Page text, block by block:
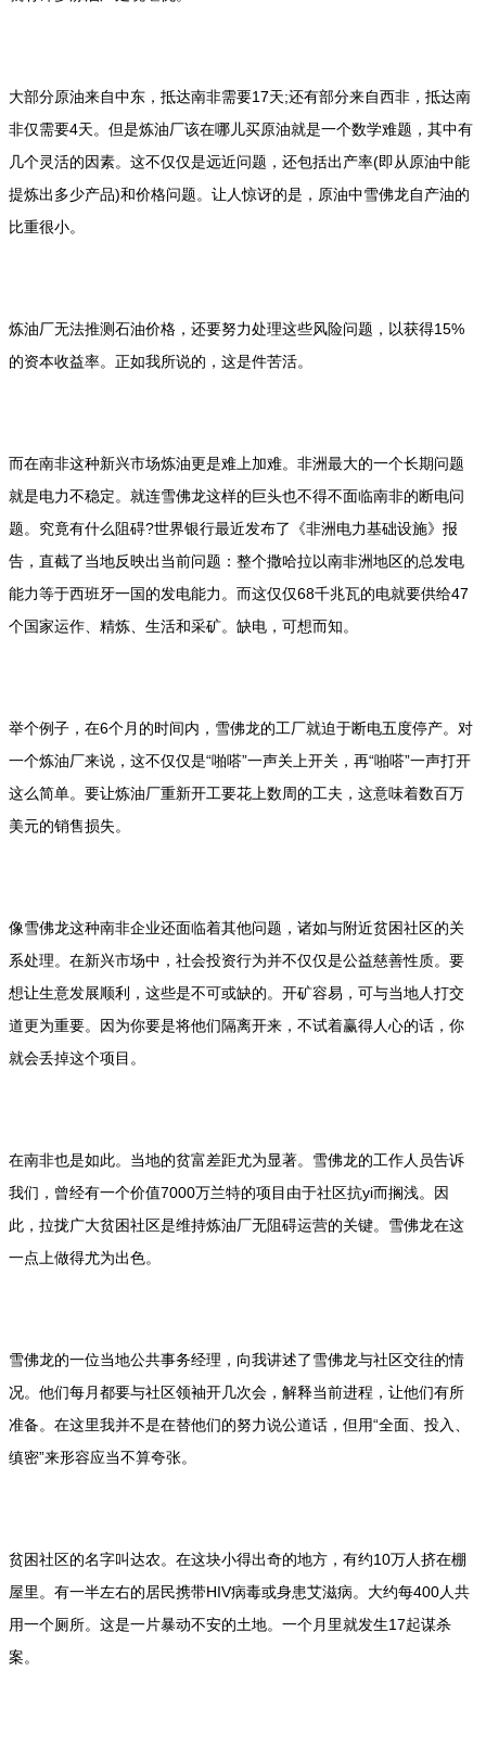
大部分原油来自中东，抵达南非需要17天;还有部分来自西非，抵达南
非仅需要4天。但是炼油厂该在哪儿买原油就是一个数学难题，其中有
几个灵活的因素。这不仅仅是远近问题，还包括出产率(即从原油中能
提炼出多少产品)和价格问题。让人惊讶的是，原油中雪佛龙自产油的
比重很小。
炼油厂无法推测石油价格，还要努力处理这些风险问题，以获得15%
的资本收益率。正如我所说的，这是件苦活。
而在南非这种新兴市场炼油更是难上加难。非洲最大的一个长期问题
就是电力不稳定。就连雪佛龙这样的巨头也不得不面临南非的断电问
题。究竟有什么阻碍?世界银行最近发布了《非洲电力基础设施》报
告，直截了当地反映出当前问题：整个撒哈拉以南非洲地区的总发电
能力等于西班牙一国的发电能力。而这仅仅68千兆瓦的电就要供给47
个国家运作、精炼、生活和采矿。缺电，可想而知。
举个例子，在6个月的时间内，雪佛龙的工厂就迫于断电五度停产。对
一个炼油厂来说，这不仅仅是“啪嗒”一声关上开关，再“啪嗒”一声打开
这么简单。要让炼油厂重新开工要花上数周的工夫，这意味着数百万
美元的销售损失。
像雪佛龙这种南非企业还面临着其他问题，诸如与附近贫困社区的关
系处理。在新兴市场中，社会投资行为并不仅仅是公益慈善性质。要
想让生意发展顺利，这些是不可或缺的。开矿容易，可与当地人打交
道更为重要。因为你要是将他们隔离开来，不试着赢得人心的话，你
就会丢掉这个项目。
在南非也是如此。当地的贫富差距尤为显著。雪佛龙的工作人员告诉
我们，曾经有一个价值7000万兰特的项目由于社区抗yi而搁浅。因
此，拉拢广大贫困社区是维持炼油厂无阻碍运营的关键。雪佛龙在这
一点上做得尤为出色。
雪佛龙的一位当地公共事务经理，向我讲述了雪佛龙与社区交往的情
况。他们每月都要与社区领袖开几次会，解释当前进程，让他们有所
准备。在这里我并不是在替他们的努力说公道话，但用“全面、投入、
缜密”来形容应当不算夸张。
贫困社区的名字叫达农。在这块小得出奇的地方，有约10万人挤在棚
屋里。有一半左右的居民携带HIV病毒或身患艾滋病。大约每400人共
用一个厕所。这是一片暴动不安的土地。一个月里就发生17起谋杀
案。